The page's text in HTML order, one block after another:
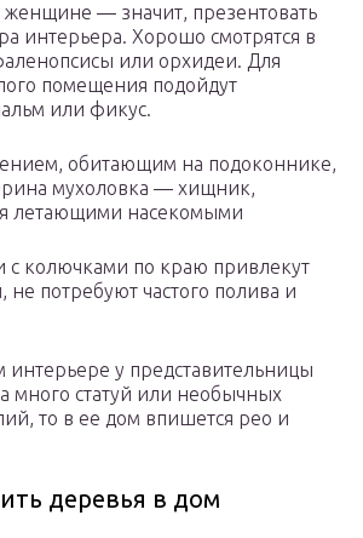
женщине — значит, презентовать
интерьера. Хорошо смотрятся в
или орхидеи. Для
помещения подойдут
или фикус.
обитающим на подоконнике,
мухоловка — хищник,
летающими насекомыми
с колючками по краю привлекут
не потребуют частого полива и
у представительницы
много статуй или необычных
то в ее дом впишется рео и
деревья в дом